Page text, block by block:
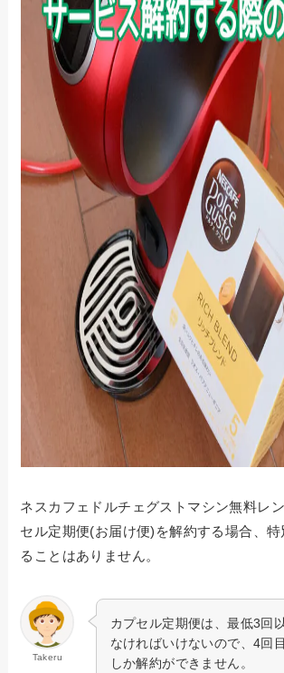
ネスカフェドルチェグストマシン無料レ
セル定期便(お届け便)を解約する場合、
ることはありません。
Takeru
カプセル定期便は、最低3回
なければいけないので、4回
しか解約ができません。